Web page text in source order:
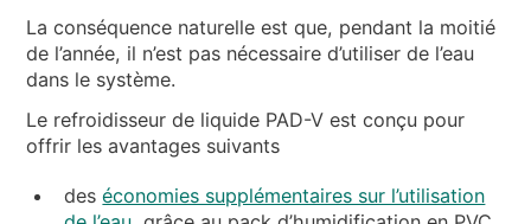
La conséquence naturelle est que, pendant la moitié
de l’année, il n’est pas nécessaire d’utiliser de l’eau
dans le système.
Le refroidisseur de liquide PAD-V est conçu pour
offrir les avantages suivants
deséconomies supplémentaires sur l’utilisation